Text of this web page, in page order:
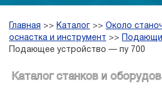
Главная >> Каталог >> Около
оснастка и инструмент >>
Подающее устройство — пу 700
Каталог станков и